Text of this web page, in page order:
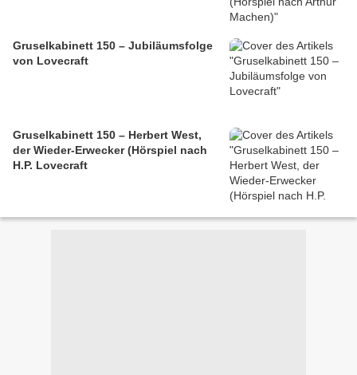
Gruselkabinett 150 – Jubiläumsfolge
von Lovecraft
Gruselkabinett 150 – Herbert West,
der Wieder-Erwecker (Hörspiel nach
H.P. Lovecraft